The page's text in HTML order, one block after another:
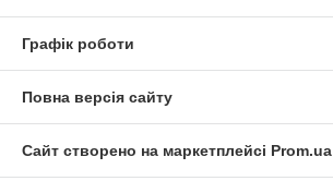
Графік роботи
Повна версія сайту
Сайт створено на маркетплейсі Prom.ua